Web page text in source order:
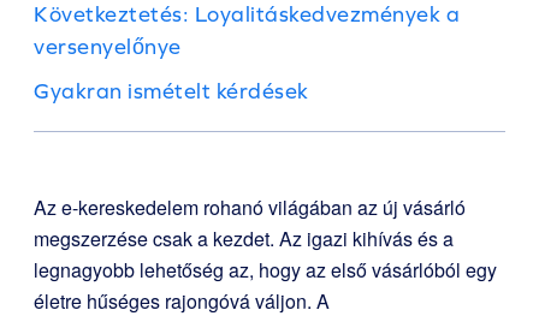
Következtetés: Loyalitáskedvezmények a
versenyelőnye
Gyakran ismételt kérdések
Az e-kereskedelem rohanó világában az új vásárló
megszerzése csak a kezdet. Az igazi kihívás és a
legnagyobb lehetőség az, hogy az első vásárlóból egy
életre hűséges rajongóvá váljon. A